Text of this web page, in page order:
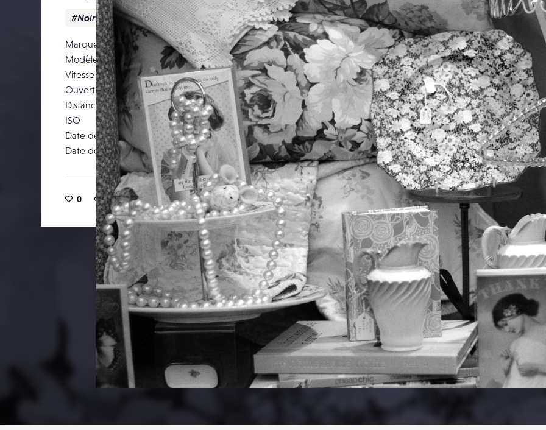
#Noir & blanc
Marque
NIKON CORPORATION
Modèle
NIKON D7000
Vitesse d’obturation
1/2000
Ouverture
1.8
Distance focale
50 mm
ISO
800
Date de prise de vue
17 février 2012
Date de publication
12 mars 2012
0 11 0